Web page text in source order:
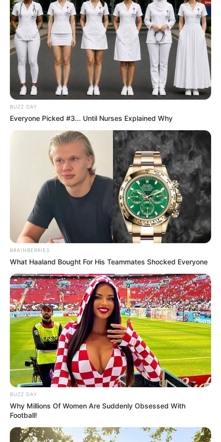
Vorbereiten:Den Kürbis waschen und
der Länge nach halbieren. Vorsicht beim
Schneiden – die Schale ist hart. Mit
einem stabilen Messer arbeiten!
Kerne entfernen:
Mit einem Löffel das
Kerngehäuse herausschaben.
bepinseln, salzen und pfeffern.
Backen:
Den Kürbis mit der Schnittfläche
nach unten auf ein Backblech legen und
bei 190 °C Umluft ca. 35–45 Minuten
backen.
Sobald das
Fruchtfleisch weich ist, mit einer Gabel
längs auskratzen – und schon entstehen
die typischen Kürbis-Spaghetti.
Servieren:Nach Belieben mit Sauce,
Käse oder Kräutern verfeinern.
Verschiedene
Varianten für dein
Spaghettikürbis Rezept
Damit es abwechslungsreich bleibt, kannst du
kombinieren. Hier ein paar Ideen:
BUZZ DAY
Everyone Picked #3... Until Nurses Explained Why
BRAINBERRIES
What Haaland Bought For His Teammates Shocked Everyone
BUZZ DAY
Why Millions Of Women Are Suddenly Obsessed With
Football!